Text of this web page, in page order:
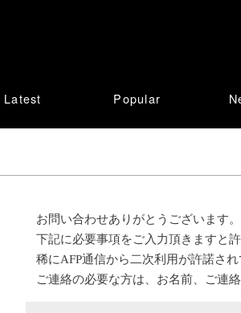
Latest Popular
お問い合わせありがとうございます。
下記に必要事項をご入力頂きますと
稀にAFP通信から二次利用が許諾さ
ご連絡の必要な方は、お名前、ご連